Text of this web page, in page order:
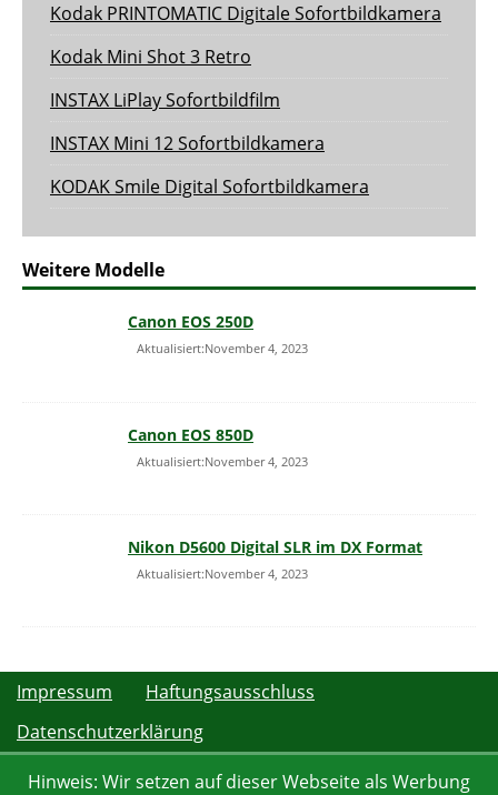
Kodak PRINTOMATIC Digitale Sofortbildkamera
Kodak Mini Shot 3 Retro
INSTAX LiPlay Sofortbildfilm
INSTAX Mini 12 Sofortbildkamera
KODAK Smile Digital Sofortbildkamera
Weitere Modelle
Canon EOS 250D
Aktualisiert:November 4, 2023
Canon EOS 850D
Aktualisiert:November 4, 2023
Nikon D5600 Digital SLR im DX Format
Aktualisiert:November 4, 2023
Impressum
Haftungsausschluss
Datenschutzerklärung
Hinweis: Wir setzen auf dieser Webseite als Werbung